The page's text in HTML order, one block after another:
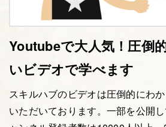
Youtubeで大人気！圧倒
いビデオで学べます
スキルハブのビデオは圧倒的にわ
いただいております。一部を公開